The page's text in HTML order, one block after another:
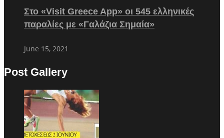
Στο «Visit Greece App» οι 545 ελληνικές
παραλίες με «Γαλάζια Σημαία»
June 15, 2021
Post Gallery